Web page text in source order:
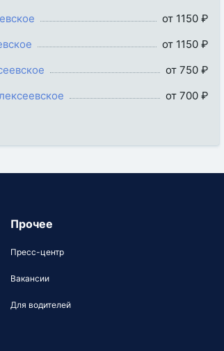
от 1150 ₽
от 1150 ₽
от 750 ₽
от 700 ₽
Прочее
Пресс-центр
Вакансии
Для водителей